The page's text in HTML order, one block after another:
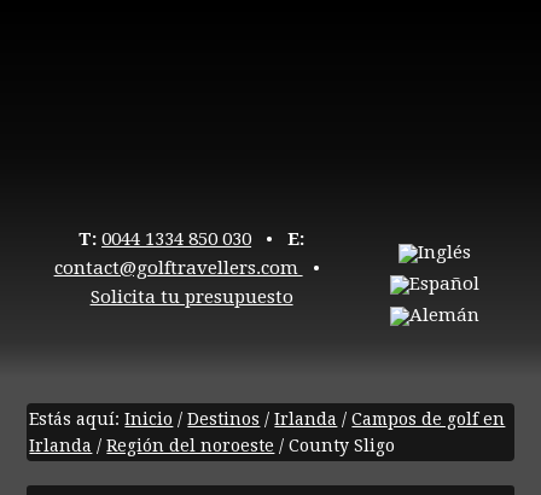
T:0044 1334 850 030 •E:
contact@golftravellers.com
•
Solicita tu presupuesto
Estás aquí:Inicio / Destinos / Irlanda / Campos de golf en
Irlanda / Región del noroeste / County Sligo